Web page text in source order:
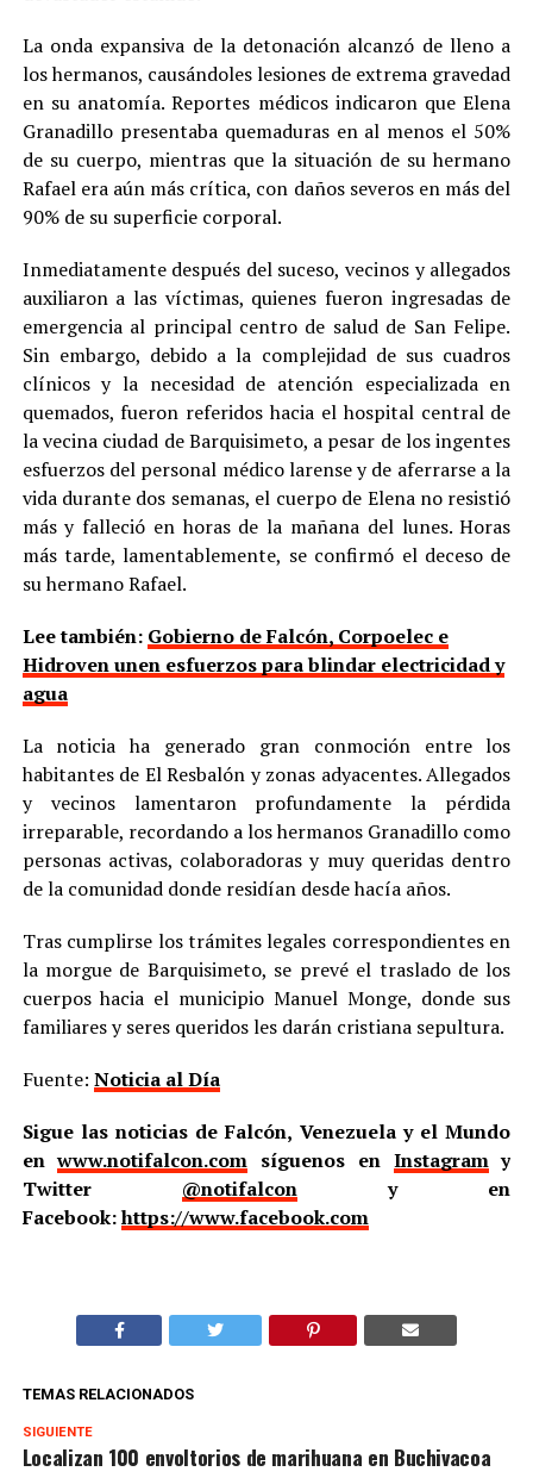
La onda expansiva de la detonación alcanzó de lleno a
los hermanos, causándoles lesiones de extrema gravedad
en su anatomía. Reportes médicos indicaron que Elena
Granadillo presentaba quemaduras en al menos el 50%
de su cuerpo, mientras que la situación de su hermano
Rafael era aún más crítica, con daños severos en más del
90% de su superficie corporal.
Inmediatamente después del suceso, vecinos y allegados
auxiliaron a las víctimas, quienes fueron ingresadas de
emergencia al principal centro de salud de San Felipe.
Sin embargo, debido a la complejidad de sus cuadros
clínicos y la necesidad de atención especializada en
quemados, fueron referidos hacia el hospital central de
la vecina ciudad de Barquisimeto, a pesar de los ingentes
esfuerzos del personal médico larense y de aferrarse a la
vida durante dos semanas, el cuerpo de Elena no resistió
más y falleció en horas de la mañana del lunes. Horas
más tarde, lamentablemente, se confirmó el deceso de
su hermano Rafael.
Lee también: Gobierno de Falcón, Corpoelec e
Hidroven unen esfuerzos para blindar electricidad y
agua
La noticia ha generado gran conmoción entre los
habitantes de El Resbalón y zonas adyacentes. Allegados
y vecinos lamentaron profundamente la pérdida
irreparable, recordando a los hermanos Granadillo como
personas activas, colaboradoras y muy queridas dentro
de la comunidad donde residían desde hacía años.
Tras cumplirse los trámites legales correspondientes en
la morgue de Barquisimeto, se prevé el traslado de los
cuerpos hacia el municipio Manuel Monge, donde sus
familiares y seres queridos les darán cristiana sepultura.
Fuente: Noticia al Día
Sigue las noticias de Falcón, Venezuela y el Mundo
enwww.notifalcon.com síguenos en Instagramy
Twitter @notifalcony en
Facebook:https://www.facebook.com
TEMAS RELACIONADOS
SIGUIENTE
Localizan 100 envoltorios de marihuana en Buchivacoa